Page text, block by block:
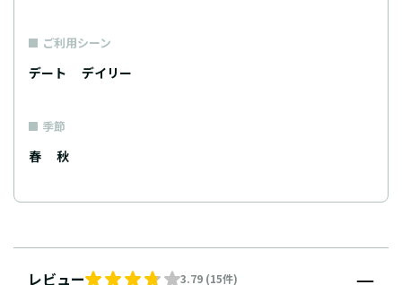
ご利用シーン
デート デイリー
季節
春 秋
レビュー 3.79 (15件)